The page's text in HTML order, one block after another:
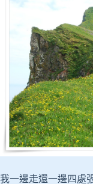
我一邊走還一邊四處